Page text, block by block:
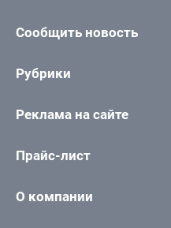
Сообщить новость
Рубрики
Реклама на сайте
Прайс-лист
О компании